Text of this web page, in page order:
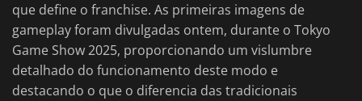
que define o franchise. As primeiras imagens de
gameplay foram divulgadas ontem, durante o Tokyo
Game Show 2025, proporcionando um vislumbre
detalhado do funcionamento deste modo e
destacando o que o diferencia das tradicionais